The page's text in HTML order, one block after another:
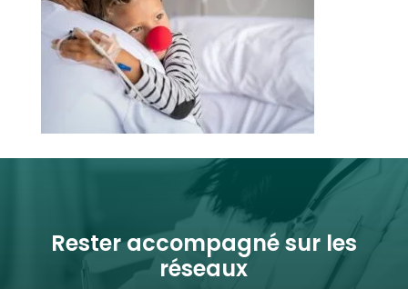
Rester accompagné sur les
réseaux